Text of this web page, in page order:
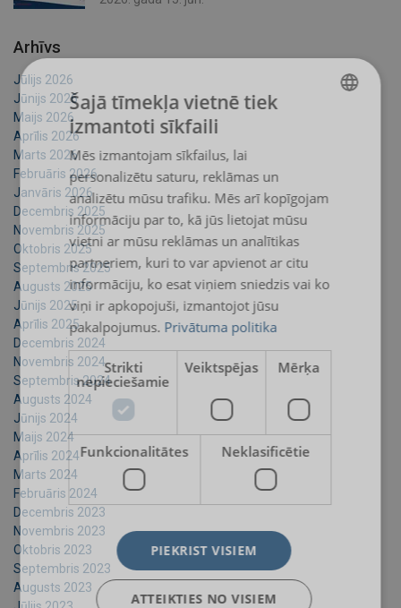
Arhīvs
Jūlijs 2026
Jūnijs 2026
Maijs 2026
Aprīlis 2026
Marts 2026
Februāris 2026
Janvāris 2026
Decembris 2025
Novembris 2025
Oktobris 2025
Septembris 2025
Augusts 2025
Jūnijs 2025
Aprīlis 2025
Decembris 2024
Novembris 2024
Septembris 2024
Augusts 2024
Jūnijs 2024
Maijs 2024
Aprīlis 2024
Marts 2024
Februāris 2024
Decembris 2023
Novembris 2023
Oktobris 2023
Septembris 2023
Augusts 2023
ENGLISH TRANSLATION
Šajā tīmekļa vietnē tiek
izmantoti sīkfaili
Mēs izmantojam sīkfailus, lai
personalizētu saturu, reklāmas un
analizētu mūsu trafiku. Mēs arī kopīgojam
informāciju par to, kā jūs lietojat mūsu
vietni ar mūsu reklāmas un analītikas
partneriem, kuri to var apvienot ar citu
informāciju, ko esat viņiem sniedzis vai ko
viņi ir apkopojuši, izmantojot jūsu
pakalpojumus. Privātuma politika
Strikti
nepieciešamie
Veiktspējas Mērķa
Funkcionalitātes Neklasificētie
PIEKRIST VISIEM
ATTEIKTIES NO VISIEM